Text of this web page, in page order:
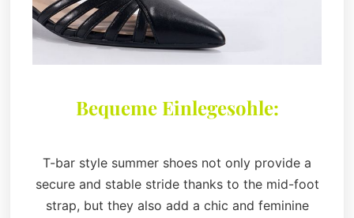
Bequeme Einlegesohle:
T-bar style summer shoes not only provide a
secure and stable stride thanks to the mid-foot
strap, but they also add a chic and feminine